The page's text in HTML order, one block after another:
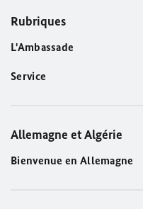
Rubriques
L'Ambassade
Service
Allemagne et Algérie
Bienvenue en Allemagne